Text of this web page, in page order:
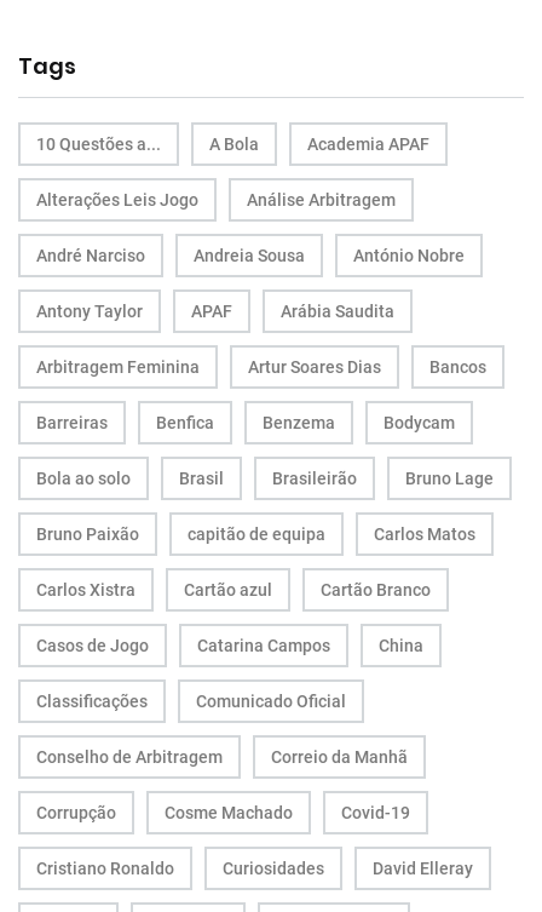
Tags
10 Questões a... A Bola Academia APAF
Alterações Leis Jogo Análise Arbitragem
André Narciso Andreia Sousa António Nobre
Antony Taylor APAF Arábia Saudita
Arbitragem Feminina Artur Soares Dias Bancos
Barreiras Benfica Benzema Bodycam
Bola ao solo Brasil Brasileirão Bruno Lage
Bruno Paixão capitão de equipa Carlos Matos
Carlos Xistra Cartão azul Cartão Branco
Casos de Jogo Catarina Campos China
Classificações Comunicado Oficial
Conselho de Arbitragem Correio da Manhã
Corrupção Cosme Machado Covid-19
Cristiano Ronaldo Curiosidades David Elleray